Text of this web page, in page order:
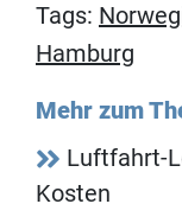
Tags:
Hamburg
Mehr zum
Luftfahrt-
Kosten